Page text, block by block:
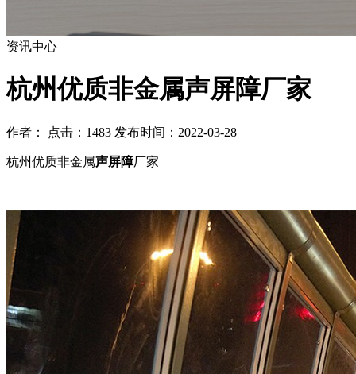
资讯中心
杭州优质非金属声屏障厂家
作者： 点击：1483 发布时间：2022-03-28
杭州优质非金属声屏障厂家